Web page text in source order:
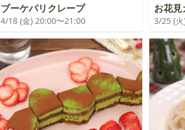
ブーケパリクレープ
4/18 (金) 20:00〜21:00
お花見
3/25 (